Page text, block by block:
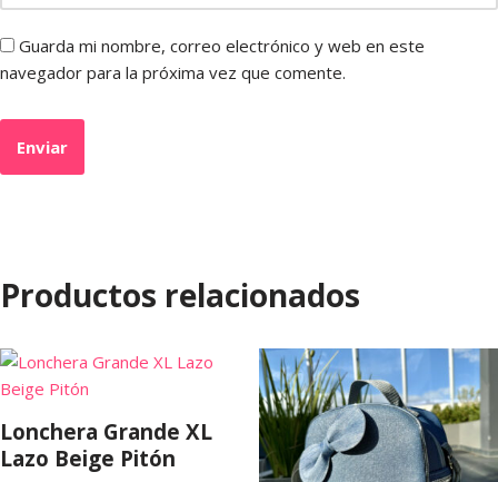
Guarda mi nombre, correo electrónico y web en este
navegador para la próxima vez que comente.
Productos relacionados
Lonchera Grande XL
Lazo Beige Pitón